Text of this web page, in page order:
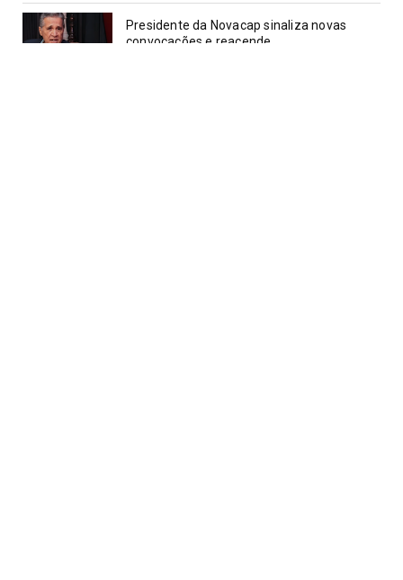
Presidente da Novacap sinaliza novas
convocações e reacende ...